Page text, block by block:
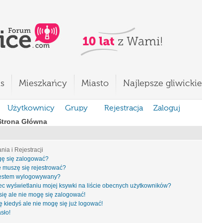
Mieszkańcy Miasto Najlepsze gliwickie
Użytkownicy Grupy Rejestracja
Zaloguj
Główna
i Rejestracji
się zalogować?
muszę się rejestrować?
wylogowywany?
wyświetlaniu mojej ksywki na liście obecnych użytkowników?
ale nie mogę się zalogować!
kiedyś ale nie mogę się już logować!